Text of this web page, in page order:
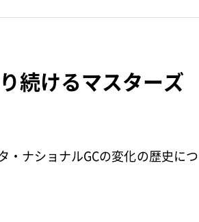
続けるマスターズ
ナショナルGCの変化の歴史につ